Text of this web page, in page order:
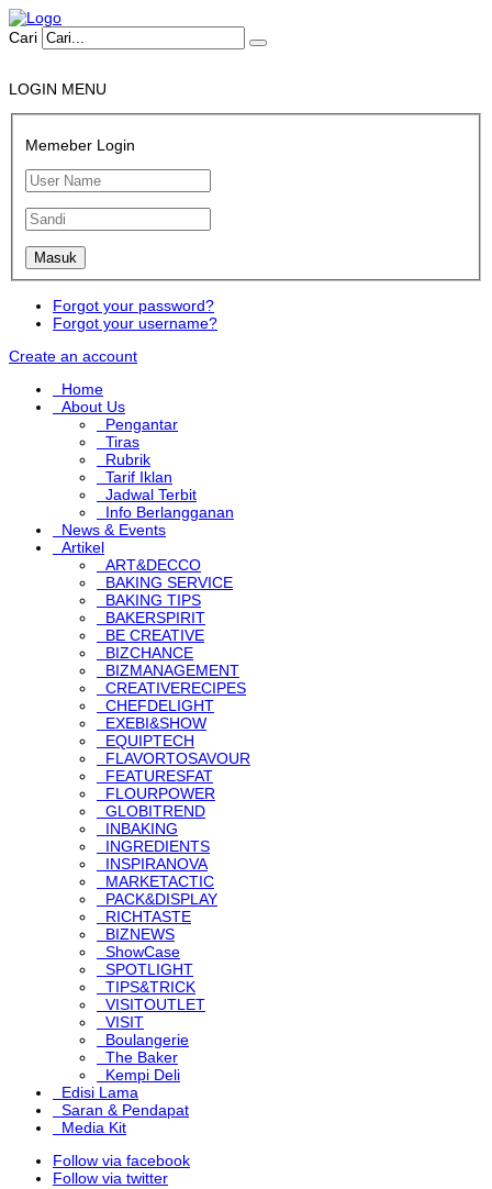
Cari
LOGIN MENU
Memeber Login
Forgot your password?
Forgot your username?
Create an account
Home
About Us
Pengantar
Tiras
Rubrik
Tarif Iklan
Jadwal Terbit
Info Berlangganan
News & Events
Artikel
ART&DECCO
BAKING SERVICE
BAKING TIPS
BAKERSPIRIT
BE CREATIVE
BIZCHANCE
BIZMANAGEMENT
CREATIVERECIPES
CHEFDELIGHT
EXEBI&SHOW
EQUIPTECH
FLAVORTOSAVOUR
FEATURESFAT
FLOURPOWER
GLOBITREND
INBAKING
INGREDIENTS
INSPIRANOVA
MARKETACTIC
PACK&DISPLAY
RICHTASTE
BIZNEWS
ShowCase
SPOTLIGHT
TIPS&TRICK
VISITOUTLET
VISIT
Boulangerie
The Baker
Kempi Deli
Edisi Lama
Saran & Pendapat
Media Kit
Follow via facebook
Follow via twitter